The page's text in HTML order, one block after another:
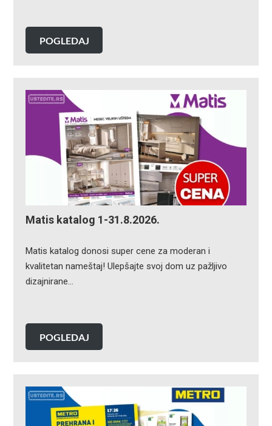
POGLEDAJ
Matis katalog 1-31.8.2026.
Matis katalog donosi super cene za moderan i
kvalitetan nameštaj! Ulepšajte svoj dom uz pažljivo
dizajnirane…
POGLEDAJ